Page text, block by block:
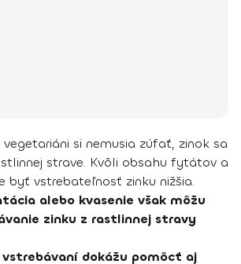
si nemusia zúfať, zinok sa
strave. Kvôli obsahu fytátov a
byť vstrebateľnosť zinku nižšia.
alebo kvasenie však môžu
zinku z rastlinnej stravy
vstrebávaní dokážu pomôcť aj